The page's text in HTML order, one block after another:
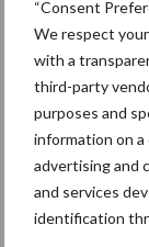
“Consent
We respect
with a
third-party
purposes and
information on
advertising and
and services
identification
Primaire
Recent